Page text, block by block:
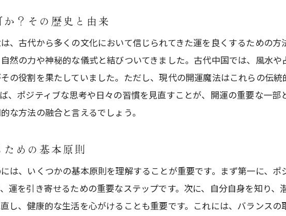
感謝の心が運を開く
開運を促進する食生活の見直し
ポジティブな言葉遣いの力
開運に不可欠な忍耐と努力
運を引き寄せるための自信の持ち
開運を妨げるネガティブ思考を排
？その歴史と由来
、古代から多くの文化において信じられてきた運を良くするための
然の力や神秘的な儀式と結びついてきました。古代中国では、風水
の役割を果たしていました。ただし、現代の開運魔法はこれらの伝
、ポジティブな思考や日々の習慣を見直すことが、開運の重要な一
な方法の融合と言えるでしょう。
めの基本原則
は、いくつかの基本原則を理解することが重要です。まず第一に、
運を引き寄せるための重要なステップです。次に、自分自身を知り
し、健康的な生活を心がけることも重要です。これには、バランス